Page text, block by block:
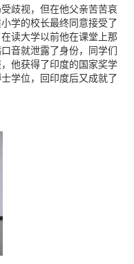
歧视，但在他父亲苦苦哀
学的校长最终同意接受了
读大学以前他在课堂上那
音就泄露了身份，同学们
他获得了印度的国家奖学
学位，回印度后又成就了